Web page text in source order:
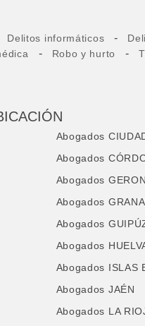
Delitos informáticos -
- Robo y hurto -
Abogados
Abogados
Abogados
Abogados
Abogados
Abogados
Abogados ISLAS
Abogados JAÉN
Abogados LA